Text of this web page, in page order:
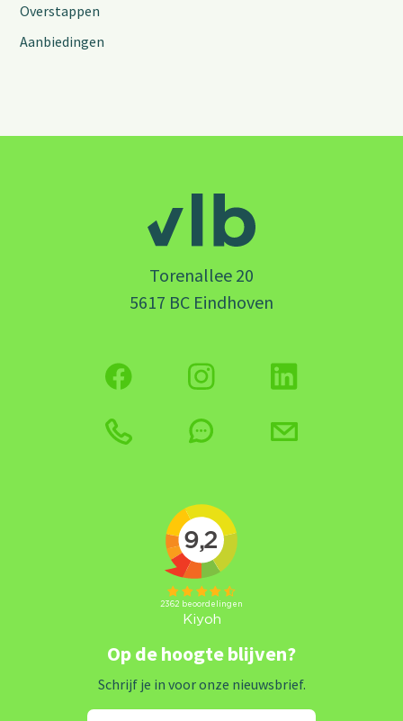
Overstappen
Aanbiedingen
Torenallee 20
5617 BC Eindhoven
Op de hoogte blijven?
Schrijf je in voor onze nieuwsbrief.